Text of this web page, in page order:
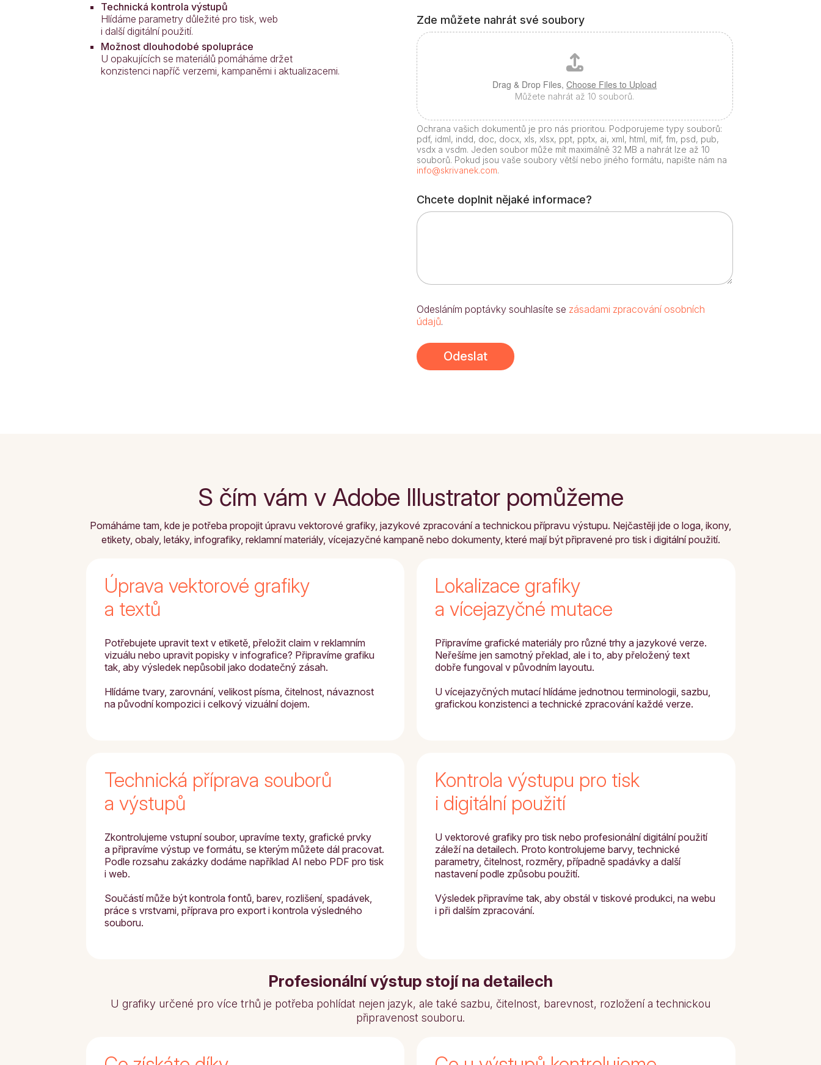
Technická kontrola výstupů
Hlídáme parametry důležité pro tisk, web
i další digitální použití.
Možnost dlouhodobé spolupráce
U opakujících se materiálů pomáháme držet
konzistenci napříč verzemi, kampaněmi i aktualizacemi.
e
s
v
é
Zde můžete nahrát své soubory
Drag & Drop Files,Choose Files to Upload
Můžete nahrát až 10 souborů.
Ochrana vašich dokumentů je pro nás prioritou. Podporujeme typy souborů:
pdf, idml, indd, doc, docx, xls, xlsx, ppt, pptx, ai, xml, html, mif, fm, psd, pub,
vsdx a vsdm. Jeden soubor může mít maximálně 32 MB a nahrát lze až 10
souborů. Pokud jsou vaše soubory větší nebo jiného formátu, napište nám na
info@skrivanek.com.
Chcete doplnit nějaké informace?
Odesláním poptávky souhlasíte se zásadami zpracování osobních
údajů.
Odeslat
S čím vám v Adobe Illustrator pomůžeme
Pomáháme tam, kde je potřeba propojit úpravu vektorové grafiky, jazykové zpracování a technickou přípravu výstupu. Nejčastěji jde o loga, ikony,
etikety, obaly, letáky, infografiky, reklamní materiály, vícejazyčné kampaně nebo dokumenty, které mají být připravené pro tisk i digitální použití.
Úprava vektorové grafiky
a textů
Potřebujete upravit text v etiketě, přeložit claim v reklamním
vizuálu nebo upravit popisky v infografice? Připravíme grafiku
tak, aby výsledek nepůsobil jako dodatečný zásah.
Hlídáme tvary, zarovnání, velikost písma, čitelnost, návaznost
na původní kompozici i celkový vizuální dojem.
Lokalizace grafiky
a vícejazyčné mutace
Připravíme grafické materiály pro různé trhy a jazykové verze.
Neřešíme jen samotný překlad, ale i to, aby přeložený text
dobře fungoval v původním layoutu.
U vícejazyčných mutací hlídáme jednotnou terminologii, sazbu,
grafickou konzistenci a technické zpracování každé verze.
Technická příprava souborů
a výstupů
Zkontrolujeme vstupní soubor, upravíme texty, grafické prvky
a připravíme výstup ve formátu, se kterým můžete dál pracovat.
Podle rozsahu zakázky dodáme například AI nebo PDF pro tisk
i web.
Součástí může být kontrola fontů, barev, rozlišení, spadávek,
práce s vrstvami, příprava pro export i kontrola výsledného
souboru.
Kontrola výstupu pro tisk
i digitální použití
U vektorové grafiky pro tisk nebo profesionální digitální použití
záleží na detailech. Proto kontrolujeme barvy, technické
parametry, čitelnost, rozměry, případně spadávky a další
nastavení podle způsobu použití.
Výsledek připravíme tak, aby obstál v tiskové produkci, na webu
i při dalším zpracování.
Profesionální výstup stojí na detailech
U grafiky určené pro více trhů je potřeba pohlídat nejen jazyk, ale také sazbu, čitelnost, barevnost, rozložení a technickou
připravenost souboru.